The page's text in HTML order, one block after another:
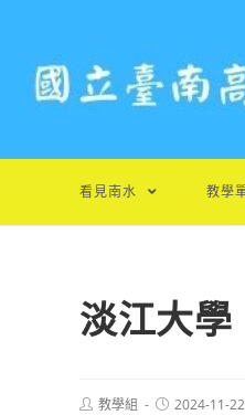
看見南水 教學
淡江大
Post教學組
Post2024-11-22